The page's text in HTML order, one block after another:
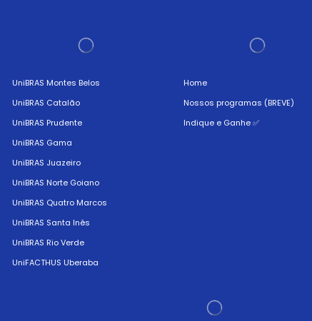
UniBRAS Montes Belos
UniBRAS Catalão
UniBRAS Prudente
UniBRAS Gama
UniBRAS Juazeiro
UniBRAS Norte Goiano
UniBRAS Quatro Marcos
UniBRAS Santa Inês
UniBRAS Rio Verde
UniFACTHUS Uberaba
Home
Nossos programas (BREVE)
Indique e Ganhe ✅